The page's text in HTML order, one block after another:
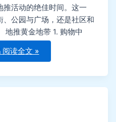
活动的绝佳时间。这一
公园与广场，还是社区和
地推黄金地带 1. 购物中
阅读全文 »